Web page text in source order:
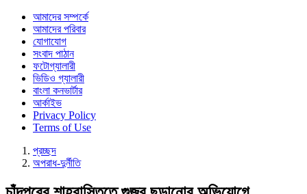
আমাদের সম্পর্কে
আমাদের পরিবার
যোগাযোগ
সংবাদ পাঠান
ফটোগ্যালারী
ভিডিও গ্যালারী
বাংলা কনভার্টার
আর্কাইভ
Privacy Policy
Terms of Use
প্রচ্ছদ
অপরাধ-দুর্নীতি